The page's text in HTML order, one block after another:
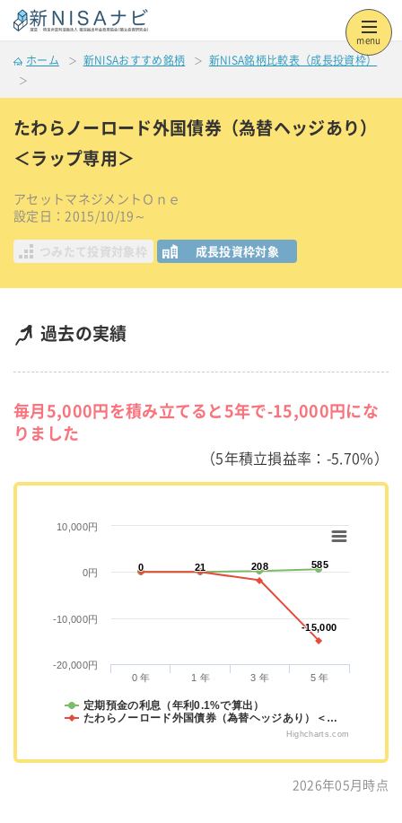
menu
ホーム 新NISAおすすめ銘柄 新NISA銘柄比較表（成長投資枠）
たわらノーロード外国債券（為替ヘッジあり）
＜ラップ専用＞
アセットマネジメントＯｎｅ
設定日：2015/10/19～
つみたて投資対象枠 成長投資枠対象
過去の実績
毎月5,000円を積み立てると5年で-15,000円にな
りました
（5年積立損益率：-5.70%）
0
0 21
21 208
208 585
585
-15,000
-15,000
定期預金の利息（年利0.1%で算出）
たわらノーロード外国債券（為替ヘッジあり）＜…
0 年 1 年 3 年 5 年
-20,000円
-10,000円
0円
10,000円
Highcharts.com
2026年05月時点